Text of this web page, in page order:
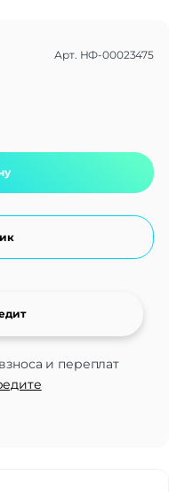
Арт. НФ-00023475
и переплат